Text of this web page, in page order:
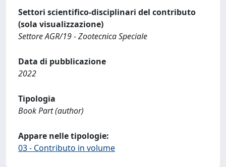
Settori scientifico-disciplinari del contributo
(sola visualizzazione)
Settore AGR/19 - Zootecnica Speciale
Data di pubblicazione
2022
Tipologia
Book Part (author)
Appare nelle tipologie:
03 - Contributo in volume